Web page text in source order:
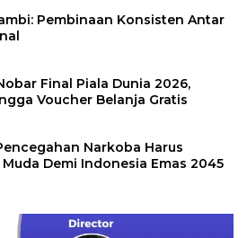
Pembinaan Konsisten Antar
Final Piala Dunia 2026,
Voucher Belanja Gratis
Narkoba Harus
Demi Indonesia Emas 2045